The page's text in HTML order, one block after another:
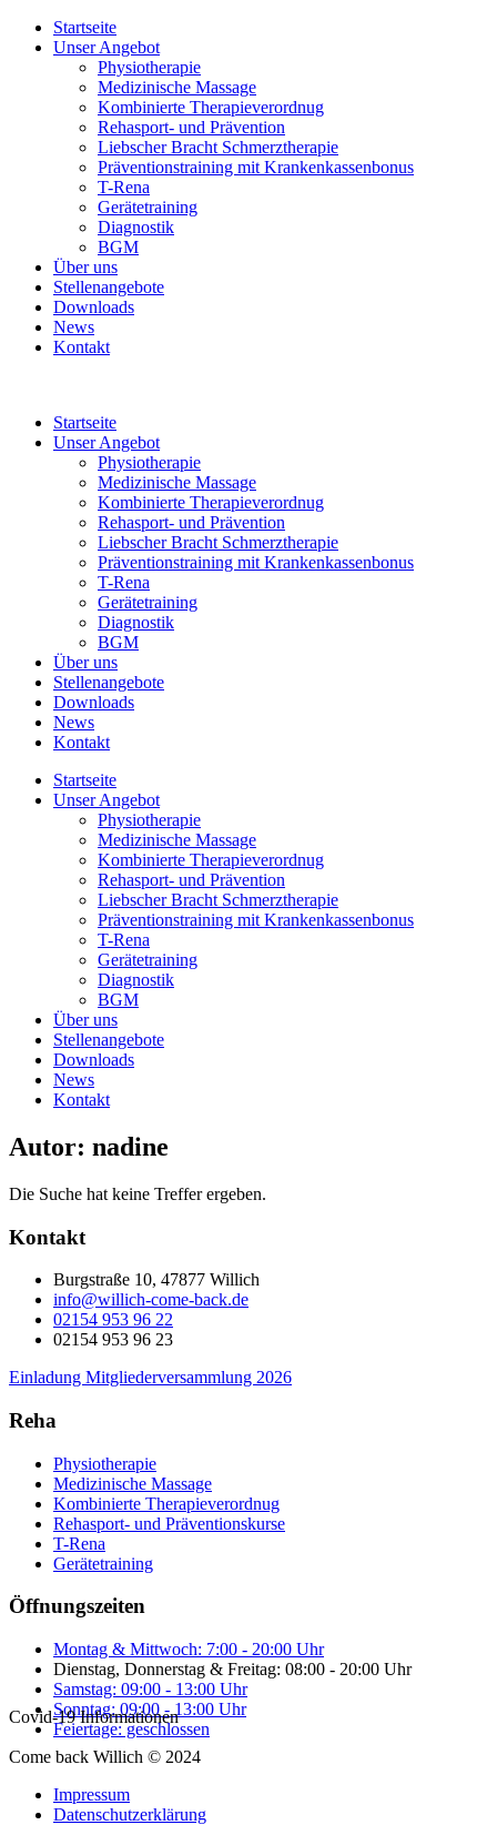
Startseite
Unser Angebot
Physiotherapie
Medizinische Massage
Kombinierte Therapieverordnug
Rehasport- und Prävention
Liebscher Bracht Schmerztherapie
Präventionstraining mit Krankenkassenbonus
T-Rena
Gerätetraining
Diagnostik
BGM
Über uns
Stellenangebote
Downloads
News
Kontakt
Startseite
Unser Angebot
Physiotherapie
Medizinische Massage
Kombinierte Therapieverordnug
Rehasport- und Prävention
Liebscher Bracht Schmerztherapie
Präventionstraining mit Krankenkassenbonus
T-Rena
Gerätetraining
Diagnostik
BGM
Über uns
Stellenangebote
Downloads
News
Kontakt
Startseite
Unser Angebot
Physiotherapie
Medizinische Massage
Kombinierte Therapieverordnug
Rehasport- und Prävention
Liebscher Bracht Schmerztherapie
Präventionstraining mit Krankenkassenbonus
T-Rena
Gerätetraining
Diagnostik
BGM
Über uns
Stellenangebote
Downloads
News
Kontakt
Autor: nadine
Die Suche hat keine Treffer ergeben.
Kontakt
Burgstraße 10, 47877 Willich
info@willich-come-back.de
02154 953 96 22
02154 953 96 23
Einladung Mitgliederversammlung 2026
Reha
Physiotherapie
Medizinische Massage
Kombinierte Therapieverordnug
Rehasport- und Präventionskurse
T-Rena
Gerätetraining
Öffnungszeiten
Montag & Mittwoch: 7:00 - 20:00 Uhr
Dienstag, Donnerstag & Freitag: 08:00 - 20:00 Uhr
Samstag: 09:00 - 13:00 Uhr
Sonntag: 09:00 - 13:00 Uhr
Feiertage: geschlossen
Covid-19 Informationen
Come back Willich © 2024
Impressum
Datenschutzerklärung